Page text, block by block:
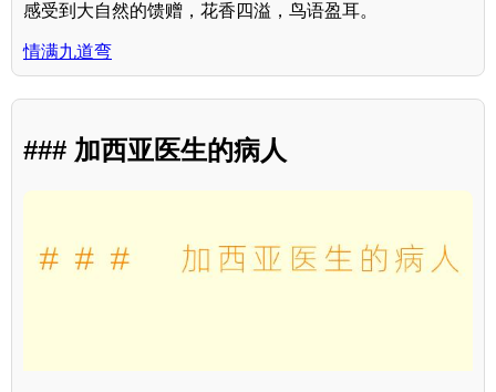
感受到大自然的馈赠，花香四溢，鸟语盈耳。
情满九道弯
### 加西亚医生的病人